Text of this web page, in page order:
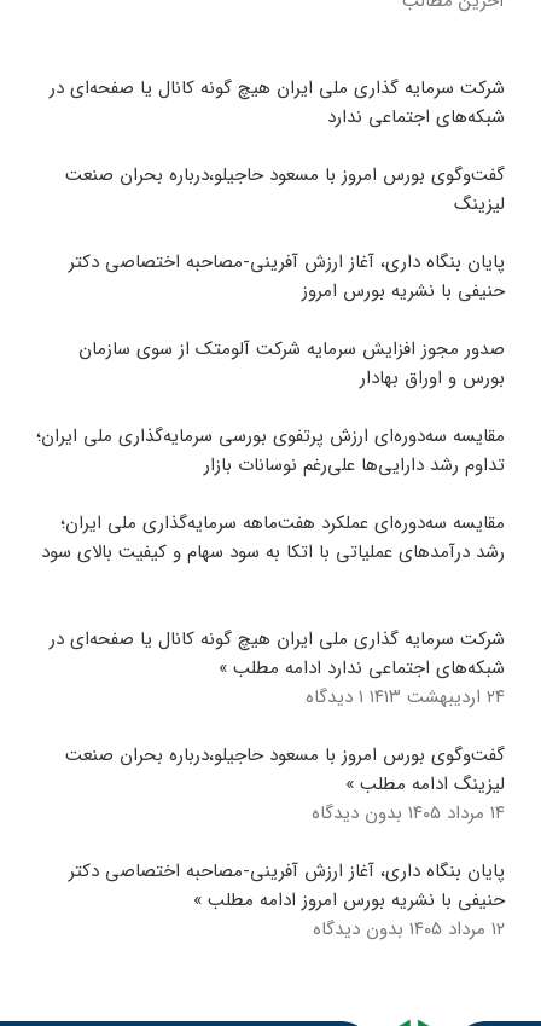
شرکت سرمایه گذاری ملی ایران هیچ گونه کانال یا صفحه‌ای در
شبکه‌های اجتماعی ندارد
گفت‌وگوی بورس امروز با مسعود حاجیلو،درباره بحران صنعت
لیزینگ
پایان بنگاه داری، آغاز ارزش آفرینی-مصاحبه اختصاصی دکتر
حنیفی با نشریه بورس امروز
صدور مجوز افزایش سرمایه شرکت آلومتک از سوی سازمان
بورس و اوراق بهادار
مقایسه سه‌دوره‌ای ارزش پرتفوی بورسی سرمایه‌گذاری ملی ایران؛
تداوم رشد دارایی‌ها علی‌رغم نوسانات بازار
مقایسه سه‌دوره‌ای عملکرد هفت‌ماهه سرمایه‌گذاری ملی ایران؛
رشد درآمدهای عملیاتی با اتکا به سود سهام و کیفیت بالای سود
شرکت سرمایه گذاری ملی ایران هیچ گونه کانال یا صفحه‌ای در
شبکه‌های اجتماعی ندارد ادامه مطلب »
۲۴ اردیبهشت ۱۴۱۳
۱ دیدگاه
گفت‌وگوی بورس امروز با مسعود حاجیلو،درباره بحران صنعت
لیزینگ ادامه مطلب »
۱۴ مرداد ۱۴۰۵
بدون دیدگاه
پایان بنگاه داری، آغاز ارزش آفرینی-مصاحبه اختصاصی دکتر
حنیفی با نشریه بورس امروز ادامه مطلب »
۱۲ مرداد ۱۴۰۵
بدون دیدگاه